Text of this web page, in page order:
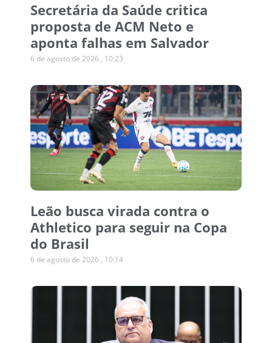
Secretária da Saúde critica
proposta de ACM Neto e
aponta falhas em Salvador
6 de agosto de 2026 10:23
Leão busca virada contra o
Athletico para seguir na Copa
do Brasil
6 de agosto de 2026 10:14